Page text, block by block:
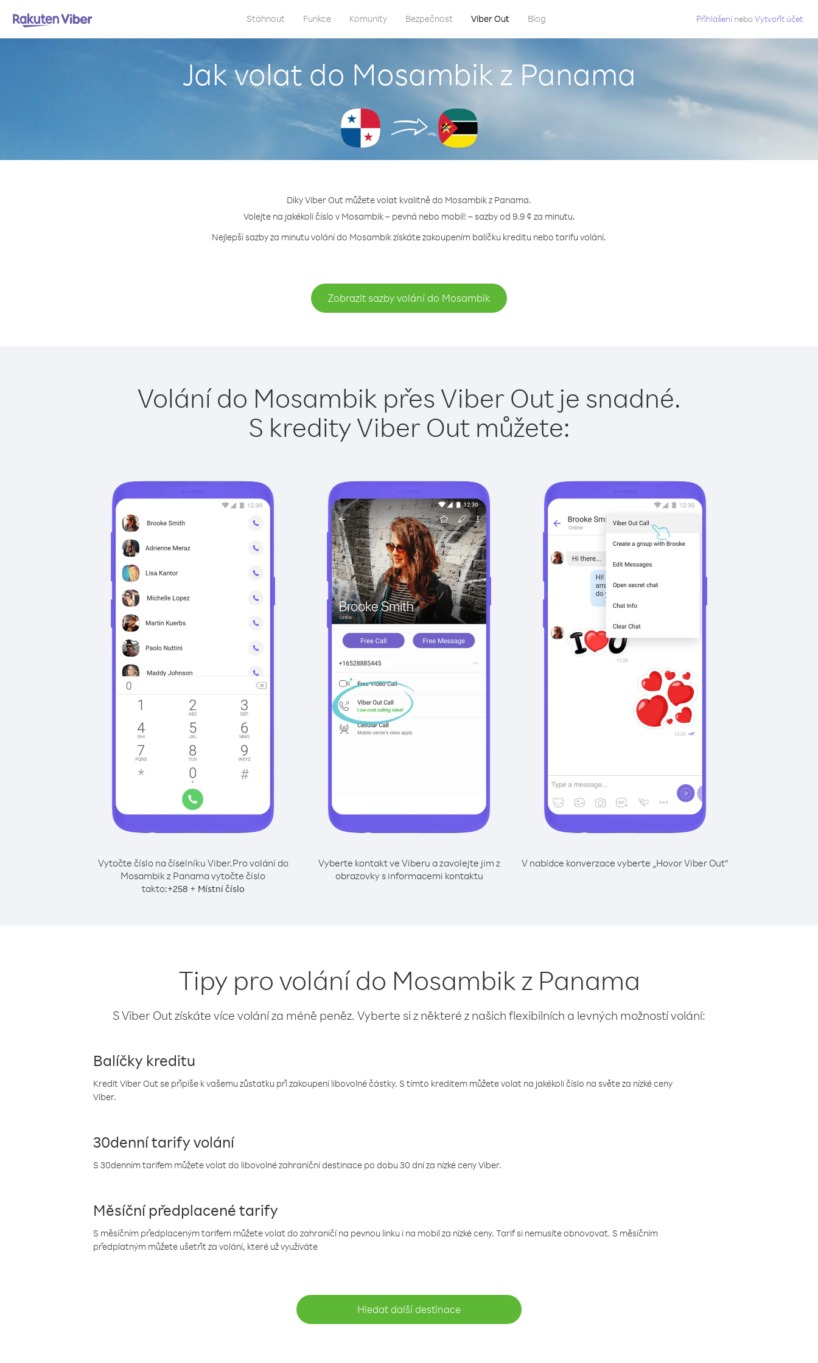
Stáhnout Funkce Komunity Bezpečnost Viber Out Blog Přihlášení neboVytvořit účet
Jak volat do Mosambik z Panama
Díky Viber Out můžete volat kvalitně do Mosambik z Panama.
Volejte na jakékoli číslo v Mosambik – pevná nebo mobil! – sazby od 9.9 ¢ za minutu.
Nejlepší sazby za minutu volání do Mosambik získáte zakoupením balíčku kreditu nebo tarifu volání.
Zobrazit sazby volání do Mosambik
Volání do Mosambik přes Viber Out je snadné.
S kredity Viber Out můžete:
Vytočte číslo na číselníku Viber.Pro volání do
Mosambik z Panama vytočte číslo
takto:+258 + Místní číslo
Vyberte kontakt ve Viberu a zavolejte jim z
obrazovky s informacemi kontaktu
V nabídce konverzace vyberte „Hovor Viber Out“
Tipy pro volání do Mosambik z Panama
S Viber Out získáte více volání za méně peněz. Vyberte si z některé z našich flexibilních a levných možností volání:
Balíčky kreditu
Kredit Viber Out se připíše k vašemu zůstatku při zakoupení libovolné částky. S tímto kreditem můžete volat na jakékoli číslo na světe za nízké ceny
Viber.
30denní tarify volání
S 30denním tarifem můžete volat do libovolné zahraniční destinace po dobu 30 dní za nízké ceny Viber.
Měsíční předplacené tarify
S měsíčním předplaceným tarifem můžete volat do zahraničí na pevnou linku i na mobil za nízké ceny. Tarif si nemusíte obnovovat. S měsíčním
předplatným můžete ušetřit za volání, které už využíváte
Hledat další destinace